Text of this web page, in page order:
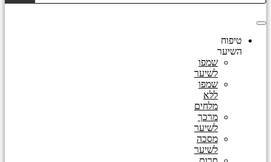
טיפוח
השיער
שמפו
לשיער
שמפו
ללא
מלחים
מרכך
לשיער
מסכה
לשיער